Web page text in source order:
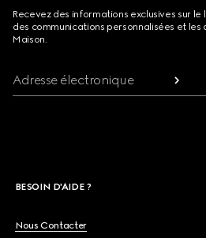
Recevez des informations exclusives sur
des communications personnalisées et
Maison.
Adresse électronique
BESOIN D'AIDE ?
Nous Contacter